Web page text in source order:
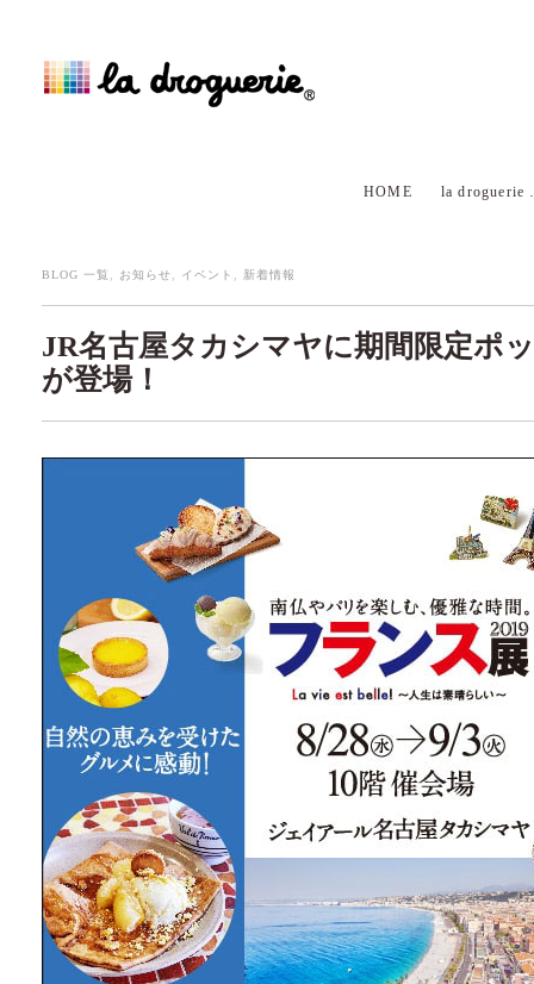
HOME la droguerie
BLOG 一覧 お知らせ イベント 新着情報
JR名古屋タカシマヤに期間限定ポ
が登場！